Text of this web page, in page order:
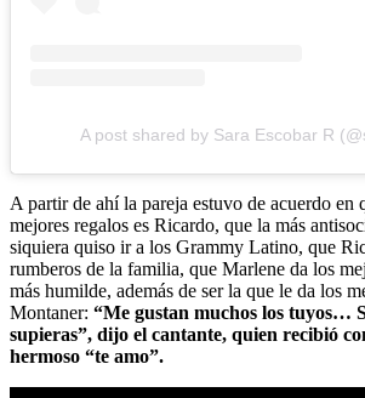
A post shared by Sara Escobar R
A partir de ahí la pareja estuvo de acuerdo en
mejores regalos es Ricardo, que la más
siquiera quiso ir a los Grammy Latino, que
rumberos de la familia, que Marlene da los
más humilde, además de ser la que le da los
Montaner: “Me gustan muchos los tuyos…
supieras”, dijo el cantante, quien recibió
hermoso “te amo”.